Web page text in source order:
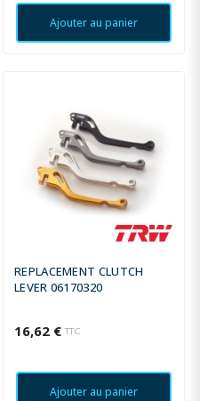
Ajouter au panier
REPLACEMENT CLUTCH
LEVER 06170320
16,62 € TTC
Ajouter au panier